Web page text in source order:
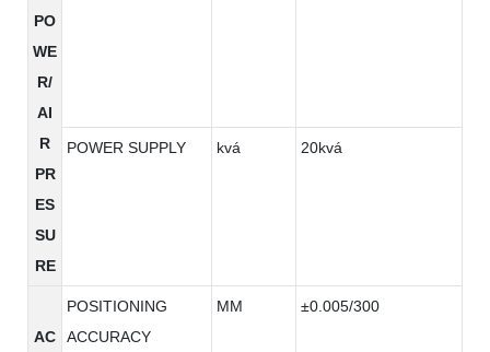
PO
WE
R/
AI
R
PR
ES
SU
RE
POWER SUPPLY kvá 20kvá
AC
POSITIONING
ACCURACY
MM ±0.005/300